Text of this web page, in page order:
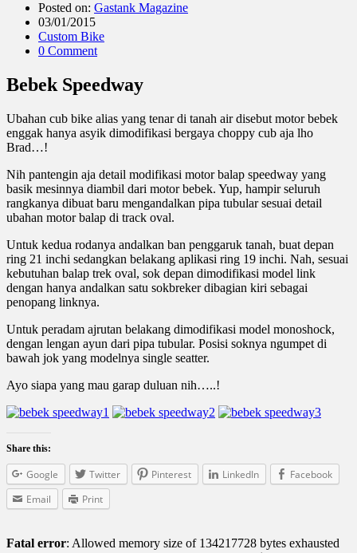
Posted on: Gastank Magazine
03/01/2015
Custom Bike
0 Comment
Bebek Speedway
Ubahan cub bike alias yang tenar di tanah air disebut motor bebek
enggak hanya asyik dimodifikasi bergaya choppy cub aja lho
Brad…!
Nih pantengin aja detail modifikasi motor balap speedway yang
basik mesinnya diambil dari motor bebek. Yup, hampir seluruh
rangkanya dibuat baru mengandalkan pipa tubular sesuai detail
ubahan motor balap di track oval.
Untuk kedua rodanya andalkan ban penggaruk tanah, buat depan
ring 21 inchi sedangkan belakang aplikasi ring 19 inchi. Nah, sesuai
kebutuhan balap trek oval, sok depan dimodifikasi model link
dengan hanya andalkan satu sokbreker dibagian kiri sebagai
penopang linknya.
Untuk peradam ajrutan belakang dimodifikasi model monoshock,
dengan lengan ayun dari pipa tubular. Posisi soknya ngumpet di
bawah jok yang modelnya single seatter.
Ayo siapa yang mau garap duluan nih…..!
Share this:
Google Twitter Pinterest LinkedIn
Facebook
Email
Print
Fatal error: Allowed memory size of 134217728 bytes exhausted